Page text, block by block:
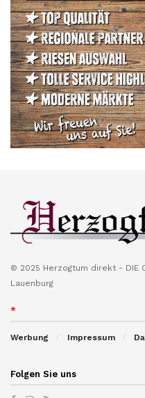
© 2025 Herzogtum direkt - DIE
Lauenburg
*
Werbung Impressum
Folgen Sie uns